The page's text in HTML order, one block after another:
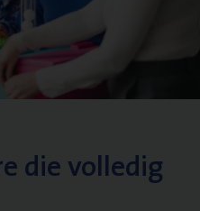
die volledig